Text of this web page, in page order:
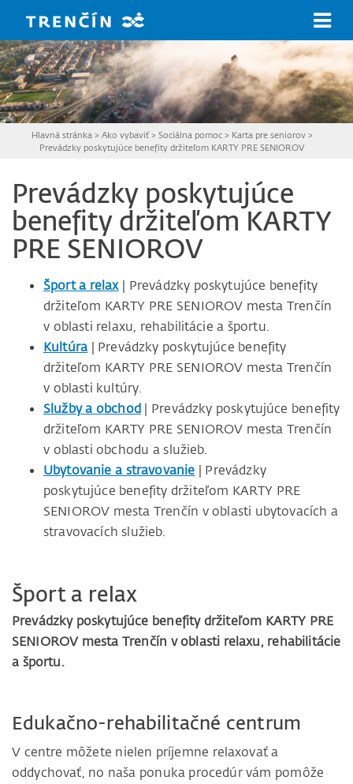
Hlavná stránka > Ako vybaviť> Sociálna pomoc> Karta pre seniorov>
Prevádzky poskytujúce benefity držiteľom KARTY PRE SENIOROV
Prevádzky poskytujúce
benefity držiteľom KARTY
PRE SENIOROV
Šport a relax| Prevádzky poskytujúce benefity
držiteľom KARTY PRE SENIOROV mesta Trenčín
v oblasti relaxu, rehabilitácie a športu.
Kultúra | Prevádzky poskytujúce benefity
držiteľom KARTY PRE SENIOROV mesta Trenčín
v oblasti kultúry.
Služby a obchod| Prevádzky poskytujúce benefity
držiteľom KARTY PRE SENIOROV mesta Trenčín
v oblasti obchodu a služieb.
Ubytovanie a stravovanie | Prevádzky
poskytujúce benefity držiteľom KARTY PRE
SENIOROV mesta Trenčín v oblasti ubytovacích a
stravovacích služieb.
Šport a relax
Prevádzky poskytujúce benefity držiteľom KARTY PRE
SENIOROV mesta Trenčín v oblasti relaxu, rehabilitácie
a športu.
Edukačno-rehabilitačné centrum
V centre môžete nielen príjemne relaxovať a
oddychovať, no naša ponuka procedúr vám pomôže